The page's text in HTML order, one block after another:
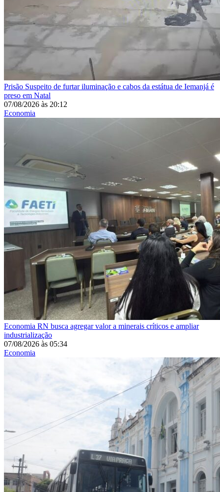
Prisão Suspeito de furtar iluminação e cabos da estátua de Iemanjá é
preso em Natal
07/08/2026 às 20:12
Economia
Economia RN busca agregar valor a minerais críticos e ampliar
industrialização
07/08/2026 às 05:34
Economia